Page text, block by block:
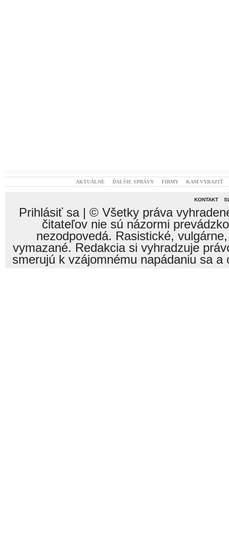
AKTUÁLNE ĎALŠIE SPRÁVY FIRMY KAM VYRAZIŤ
KONTAKT
Prihlásiť sa| © Všetky práva
čitateľov nie sú názormi
nezodpovedá. Rasistické,
vymazané. Redakcia si vyhradzuje
smerujú k vzájomnému napádaniu sa